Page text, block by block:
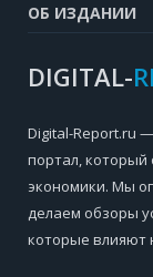
ОБ ИЗДАНИИ
DIGITAL-
Digital-Report.ru
портал,
экономики. Мы
делаем обзоры
которые влияют